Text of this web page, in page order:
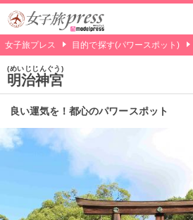
女子旅プレス 目的で探す(パワースポット)
明治神宮
めいじじんぐう
良い運気を！都心のパワースポット